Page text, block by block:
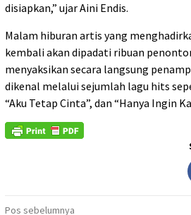
disiapkan,” ujar Aini Endis.
Malam hiburan artis yang
kembali akan dipadati ribuan
menyaksikan secara langsung
dikenal melalui sejumlah lagu hits
“Aku Tetap Cinta”, dan “Hanya Ingin
Pos sebelumnya